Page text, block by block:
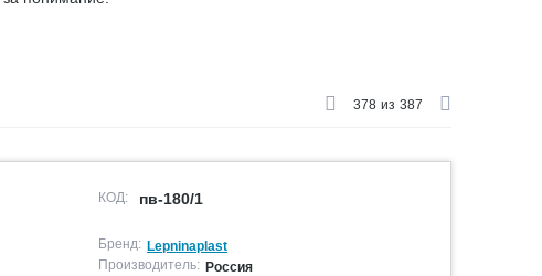
378 из 387
КОД: пв-180/1
Бренд: Lepninaplast
Производитель: Россия